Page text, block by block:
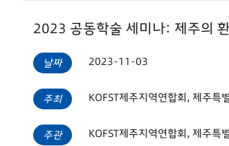
2023 공동학술 세미나: 제주의
날짜 2023-11-03
주최 KOFST제주지역연합회, 제주특
주관 KOFST제주지역연합회, 제주특